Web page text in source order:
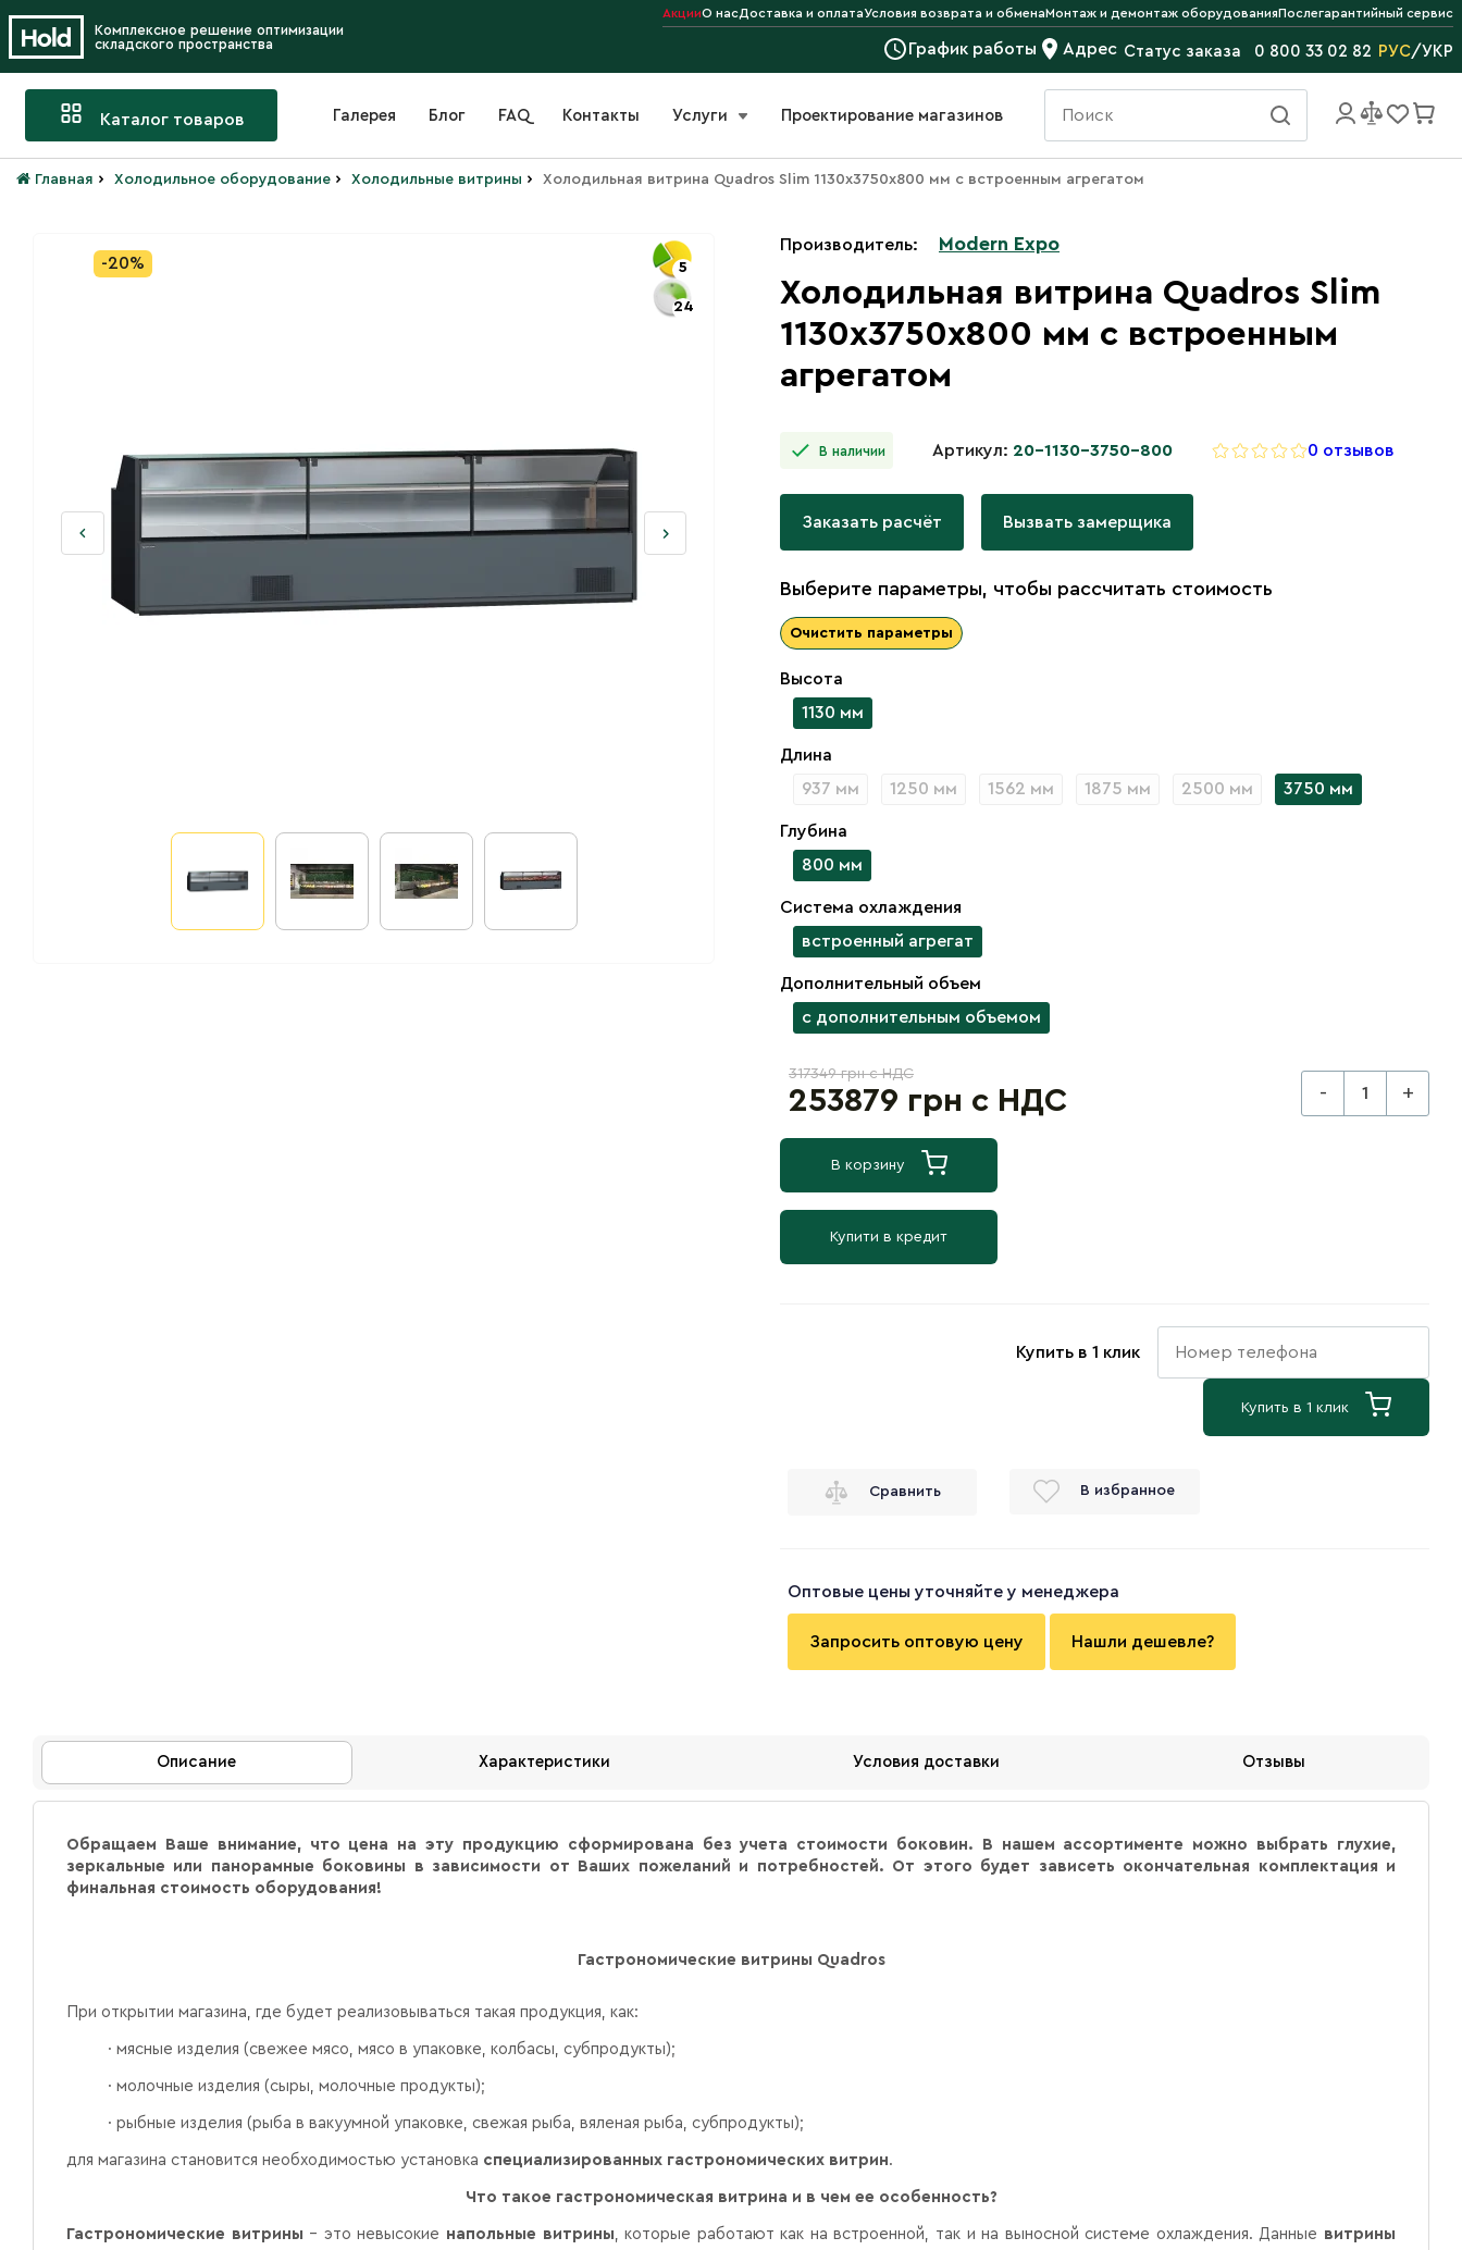
Комплексное решение оптимизации
складского пространства
АкцииО насДоставка и оплатаУсловия возврата и обменаМонтаж и демонтаж оборудованияПослегарантийный сервис
График работы Адрес Статус заказа 0 800 33 02 82 РУС/УКР
Каталог товаров Галерея Блог FAQ Контакты Услуги Проектирование магазинов
Главная › Холодильное оборудование › Холодильные витрины › Холодильная витрина Quadros Slim 1130х3750х800 мм с встроенным агрегатом
5
24
-20%
Производитель: Modern Expo
Холодильная витрина Quadros Slim
1130х3750х800 мм с встроенным
агрегатом
В наличии Артикул: 20-1130-3750-800 0 отзывов
Заказать расчёт Вызвать замерщика
Выберите параметры, чтобы рассчитать стоимость
Очистить параметры
Высота
1130 мм
Длина
937 мм
1250 мм 1562 мм 1875 мм 2500 мм 3750 мм
Глубина
800 мм
Система охлаждения
встроенный агрегат
Дополнительный объем
с дополнительным объемом
317349 грн с НДС
253879 грн с НДС - +
В корзину
Купити в кредит
Купить в 1 клик
Купить в 1 клик
Сравнить В избранное
Оптовые цены уточняйте у менеджера
Запросить оптовую цену Нашли дешевле?
Описание Характеристики Условия доставки Отзывы
Обращаем Ваше внимание, что цена на эту продукцию сформирована без учета стоимости боковин. В нашем ассортименте можно выбрать глухие,
зеркальные или панорамные боковины в зависимости от Ваших пожеланий и потребностей. От этого будет зависеть окончательная комплектация и
финальная стоимость оборудования!
Гастрономические витрины Quadros
При открытии магазина, где будет реализовываться такая продукция, как:
· мясные изделия (свежее мясо, мясо в упаковке, колбасы, субпродукты);
· молочные изделия (сыры, молочные продукты);
· рыбные изделия (рыба в вакуумной упаковке, свежая рыба, вяленая рыба, субпродукты);
для магазина становится необходимостью установка специализированных гастрономических витрин.
Что такое гастрономическая витрина и в чем ее особенность?
Гастрономические витрины – это невысокие напольные витрины, которые работают как на встроенной, так и на выносной системе охлаждения. Данные витрины